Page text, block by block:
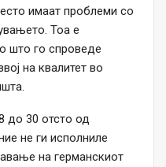
имаат проблеми со
Тоа е
што го спроведе
на квалитет во
до 30 отсто од
не ги исполниле
на германскиот